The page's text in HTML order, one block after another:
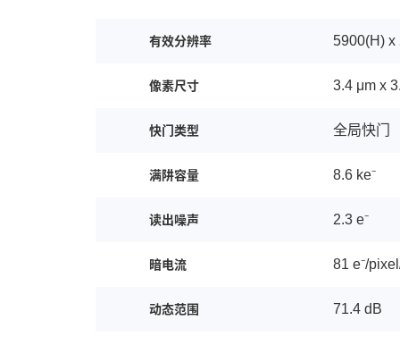
有效分辨率 5900(H) x
像素尺寸 3.4 μm x
快门类型 全局快门
满阱容量 8.6 ke⁻
读出噪声 2.3 e⁻
暗电流 81 e⁻/
动态范围 71.4 dB